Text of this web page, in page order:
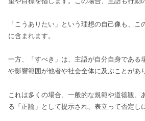
「こうありたい」という理想の自己像も、こ
に含まれます。
一方、「すべき」は、主語が自分自身である
や影響範囲が他者や社会全体に及ぶことがあ
これは多くの場合、一般的な規範や道徳観、
る「正論」として提示され、表立って否定し